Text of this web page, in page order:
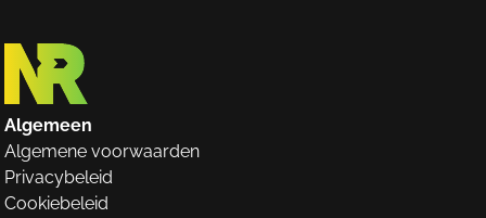
Algemeen
Algemene voorwaarden
Privacybeleid
Cookiebeleid